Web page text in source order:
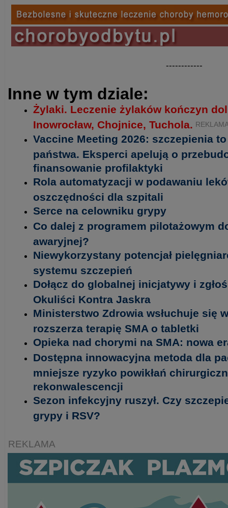
------------
Inne w tym dziale:
Żylaki. Leczenie żylaków kończyn
Inowrocław, Chojnice, Tuchola.
Vaccine Meeting 2026: szczepienia
państwa. Eksperci apelują o
finansowanie profilaktyki
Rola automatyzacji w podawaniu
oszczędności dla szpitali
Serce na celowniku grypy
Co dalej z programem pilotażowym
awaryjnej?
Niewykorzystany potencjał
systemu szczepień
Dołącz do globalnej inicjatywy i
Okuliści Kontra Jaskra
Ministerstwo Zdrowia wsłuchuje się
rozszerza terapię SMA o tabletki
Opieka nad chorymi na SMA: nowa
Dostępna innowacyjna metoda dla
mniejsze ryzyko powikłań
rekonwalescencji
Sezon infekcyjny ruszył. Czy
grypy i RSV?
REKLAMA